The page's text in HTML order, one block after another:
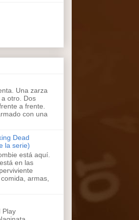
Una zarza
otro. Dos
a frente.
con una
Dead
la serie)
está aquí.
en las
armas,
Play